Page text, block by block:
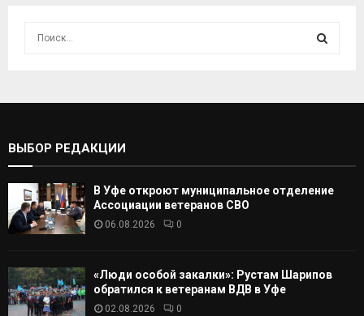
С
А
ВЫБОР РЕДАКЦИИ
В Уфе откроют муниципальное отделение
Ассоциации ветеранов СВО
06.08.2026 0
«Люди особой закалки»: Рустам Шарипов
обратился к ветеранам ВДВ в Уфе
02.08.2026 0